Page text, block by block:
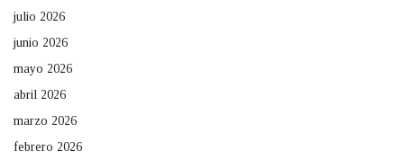
julio 2026
junio 2026
mayo 2026
abril 2026
marzo 2026
febrero 2026